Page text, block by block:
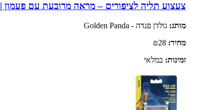
צעצוע תליה לציפורים – מראה מרובעת עם פעמון | PANDA
מותג: גולדן פנדה - Golden Panda
מחיר:
זמינות: במלאי